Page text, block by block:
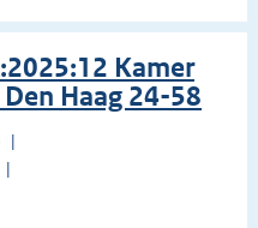
Kamer
Haag 24-58